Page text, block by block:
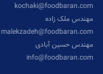
kochaki@foodbaran.com
مهندس ملک زاده
malekzadeh@foodbaran.com
مهندس حسین آبادی
info@foodbaran.com